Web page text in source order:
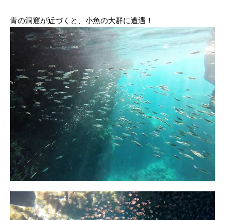
青の洞窟が近づくと、小魚の大群に遭遇！